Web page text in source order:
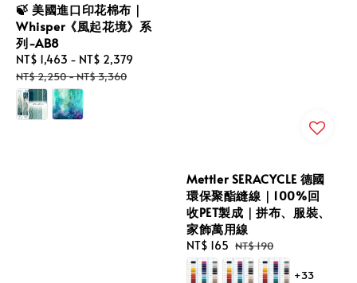
🍃 美國進口印花棉布｜
Whisper《風起花境》系
列-AB8
Sale
price
NT$ 1,463 - NT$ 2,379
NT$ 2,250-NT$ 3,360
Mettler SERACYCLE 德國
環保聚酯縫線｜100%回
收PET製成｜拼布、服裝、
家飾萬用線
Sale
price
NT$ 165 Regular
price
NT$ 190
+33